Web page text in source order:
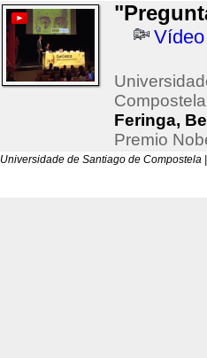
Vídeo
Compostela
Feringa,
Premio
Universidade de Santiago de